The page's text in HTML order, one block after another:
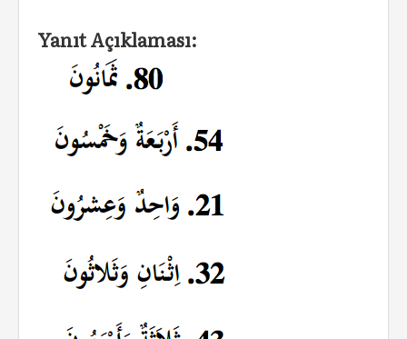
Yanıt Açıklaması: